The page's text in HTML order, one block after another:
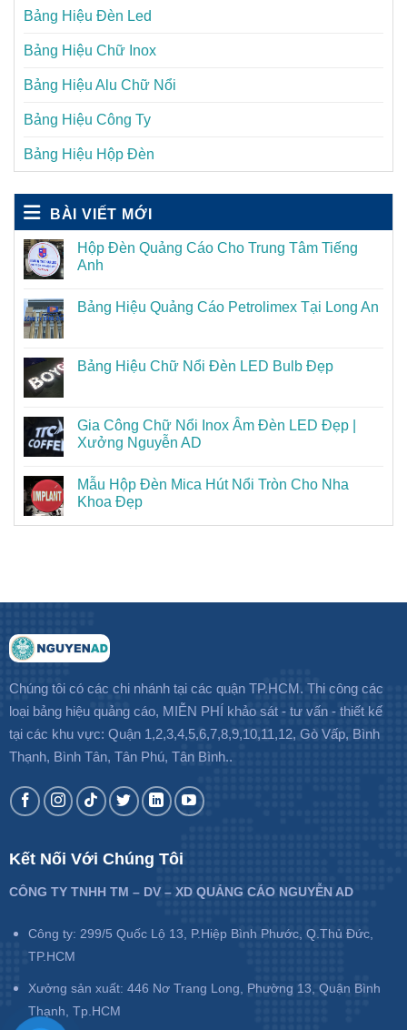
Bảng Hiệu Đèn Led
Bảng Hiệu Chữ Inox
Bảng Hiệu Alu Chữ Nổi
Bảng Hiệu Công Ty
Bảng Hiệu Hộp Đèn
BÀI VIẾT MỚI
Hộp Đèn Quảng Cáo Cho Trung Tâm Tiếng
Anh
Bảng Hiệu Quảng Cáo Petrolimex Tại Long An
Bảng Hiệu Chữ Nổi Đèn LED Bulb Đẹp
Gia Công Chữ Nổi Inox Âm Đèn LED Đẹp |
Xưởng Nguyễn AD
Mẫu Hộp Đèn Mica Hút Nổi Tròn Cho Nha
Khoa Đẹp
Chúng tôi có các chi nhánh tại các quận TP.HCM. Thi công các
loại bảng hiệu quảng cáo, MIỄN PHÍ khảo sát - tư vấn - thiết kế
tại các khu vực: Quận 1,2,3,4,5,6,7,8,9,10,11,12, Gò Vấp, Bình
Thạnh, Bình Tân, Tân Phú, Tân Bình..
Kết Nối Với Chúng Tôi
CÔNG TY TNHH TM – DV – XD QUẢNG CÁO NGUYỄN AD
Công ty: 299/5 Quốc Lộ 13, P.Hiệp Bình Phước, Q.Thủ Đức,
TP.HCM
Xưởng sản xuất: 446 Nơ Trang Long, Phường 13, Quận Bình
Thạnh, Tp.HCM